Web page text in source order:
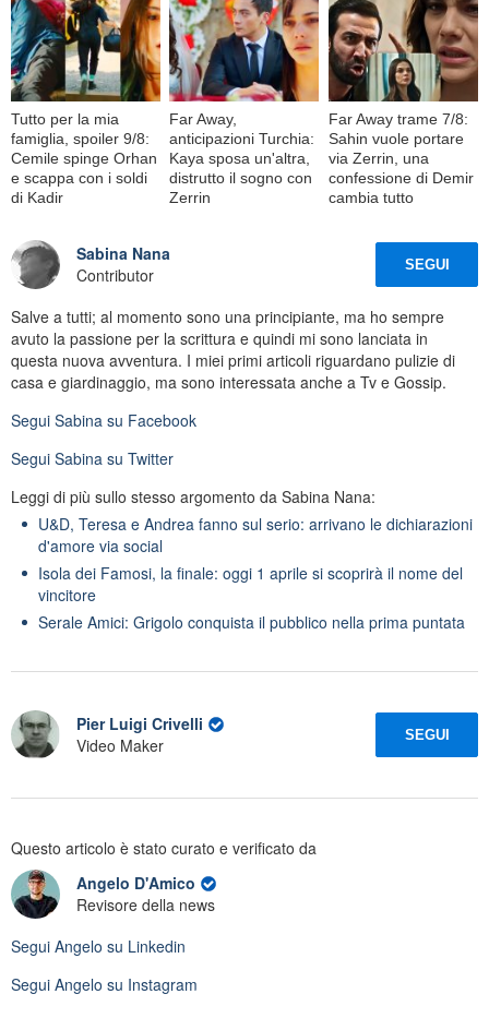
Tutto per la mia
famiglia, spoiler 9/8:
Cemile spinge Orhan
e scappa con i soldi
di Kadir
Far Away,
anticipazioni Turchia:
Kaya sposa un'altra,
distrutto il sogno con
Zerrin
Far Away trame 7/8:
Sahin vuole portare
via Zerrin, una
confessione di Demir
cambia tutto
Sabina Nana
Contributor
SEGUI
Salve a tutti; al momento sono una principiante, ma ho sempre
avuto la passione per la scrittura e quindi mi sono lanciata in
questa nuova avventura. I miei primi articoli riguardano pulizie di
casa e giardinaggio, ma sono interessata anche a Tv e Gossip.
Segui Sabina su Facebook
Segui Sabina su Twitter
Leggi di più sullo stesso argomento da Sabina Nana:
U&D, Teresa e Andrea fanno sul serio: arrivano le dichiarazioni
d'amore via social
Isola dei Famosi, la finale: oggi 1 aprile si scoprirà il nome del
vincitore
Serale Amici: Grigolo conquista il pubblico nella prima puntata
Pier Luigi Crivelli
Video Maker
SEGUI
Questo articolo è stato curato e verificato da
Angelo D'Amico
Revisore della news
Segui Angelo su Linkedin
Segui Angelo su Instagram